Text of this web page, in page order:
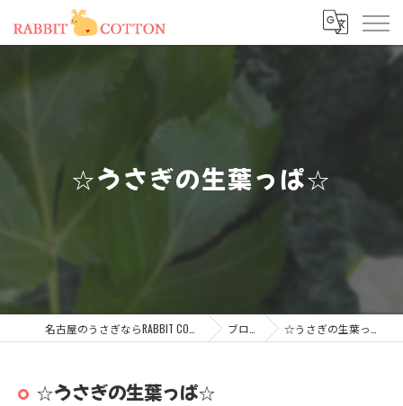
☆うさぎの生葉っぱ☆
ブログ ☆うさぎの生葉っぱ☆
☆うさぎの生葉っぱ☆